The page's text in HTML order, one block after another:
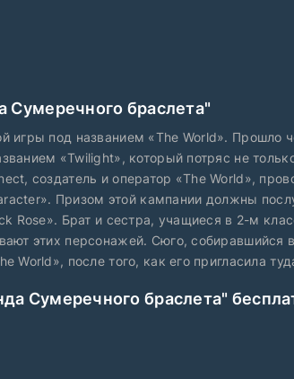
Сумеречного браслета"
игры под названием «The World». Прошло
«Twilight», который потряс не
создатель и оператор «The World»,
Призом этой кампании должны
Rose». Брат и сестра, учащиеся в 2-м
этих персонажей. Сюго, собиравшийся
World», после того, как его пригласила
Сумеречного браслета"